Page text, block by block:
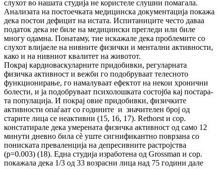
слухот во нашата студија не ко­ристеле слушни помагала.
Анализата на пос­тоечката медицинска документација по­ка­жа
дека постои дефицит на истата. Ис­пи­та­ни­ци­те често даваа
податок дека не биле на ме­ди­цински прегледи или биле
многу одамна. По­на­таму, тие искажале дека проблемите со
слу­хот влијаеле на нивните физички и мен­тал­ни активности,
како и на нивниот квалитет на жи­во­тот.
Покрај кардиоваскуларните придобивки, ре­гу­ла­рната
физичка активност и вежби го по­доб­ру­ваат телесното
функционирање, го на­ма­лу­ва­ат ефектот на некои хронични
болести, и ја по­добруваат психолошката состојба кај пос­та­ра­
та популација. И покрај овие придобивки, фи­зичките
активности опаѓаат со годините и зна­чителен број од
старите лица се неактивни (15, 16, 17). Rethorst и сор.
констатирале дека уме­ре­ната физичка активност од само 12
ми­ну­ти дневно била сè уште сигнификантно по­вр­зана со
пониската преваленција на де­пре­сив­ни­те растројства
(p=0.003) (18). Една сту­ди­ја изработена од Grossman и сор.
покажала дека 1/3 од 33 возрасни лица над 75 години дале